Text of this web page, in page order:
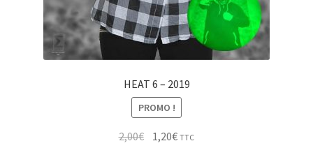
HEAT 6 – 2019
PROMO !
2,00€ Le1,20€Le
TTC